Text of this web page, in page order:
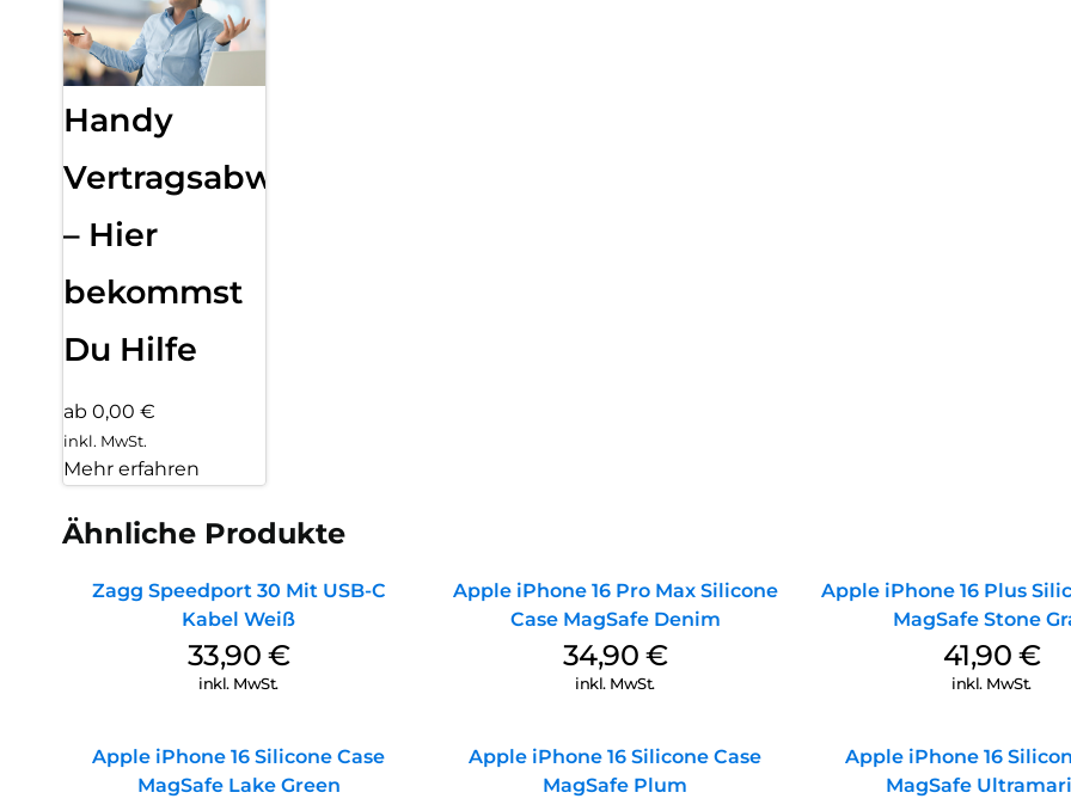
Handy
Vertragsabwicklung
– Hier
bekommst
Du Hilfe
ab 0,00 €
inkl. MwSt.
Mehr erfahren
Ähnliche Produkte
Zagg Speedport 30 Mit USB-C
Kabel Weiß
33,90 €
inkl. MwSt.
Apple iPhone 16 Pro Max Silicone
Case MagSafe Denim
34,90 €
inkl. MwSt.
Apple iPhone 16 Plus
MagSafe Stone
41,90 €
inkl. MwSt.
Apple iPhone 16 Silicone Case
MagSafe Lake Green
Apple iPhone 16 Silicone Case
MagSafe Plum
Apple iPhone 16
MagSafe